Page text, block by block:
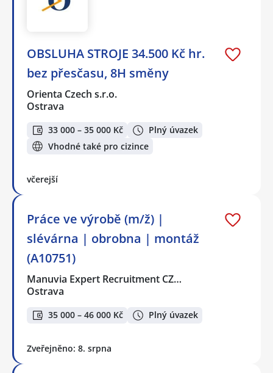
OBSLUHA STROJE 34.500 Kč hr.
bez přesčasu, 8H směny
Orienta Czech s.r.o.
Ostrava
33 000 – 35 000 Kč
Plný úvazek
Vhodné také pro cizince
včerejší
Práce ve výrobě (m/ž) |
slévárna | obrobna | montáž
(A10751)
Manuvia Expert Recruitment CZ…
Ostrava
35 000 – 46 000 Kč Plný úvazek
Zveřejněno: 8. srpna